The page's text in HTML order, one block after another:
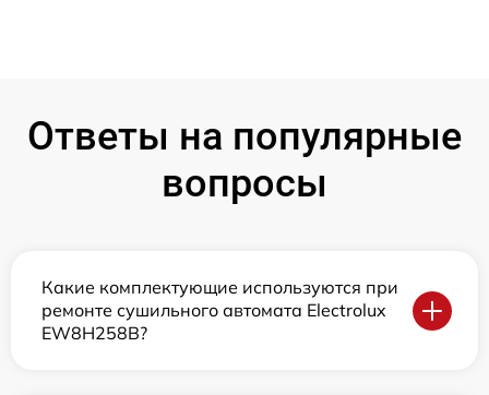
Ответы на популярные
вопросы
Какие комплектующие используются при
ремонте сушильного автомата Electrolux
EW8H258B?